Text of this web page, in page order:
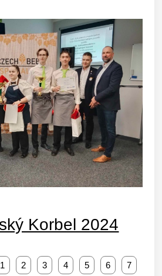
Korbel 2024
1 2 3 4 5 6 7